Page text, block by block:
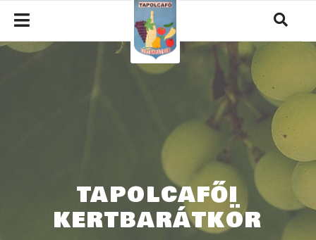
TAPOLCAFŐI
KERTBARÁTKÖR